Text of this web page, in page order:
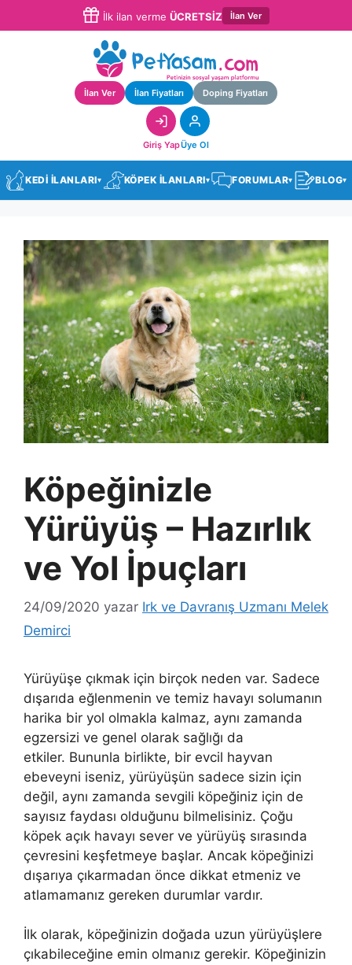
İlk ilan verme ÜCRETSİZ İlan Ver
İlan Ver İlan Fiyatları Doping Fiyatları
Giriş YapÜye Ol
KEDİ İLANLARI▾ KÖPEK İLANLARI▾ FORUMLAR▾ BLOG▾
Köpeğinizle
Yürüyüş – Hazırlık
ve Yol İpuçları
24/09/2020 yazar Irk ve Davranış Uzmanı Melek
Demirci
Yürüyüşe çıkmak için birçok neden var. Sadece
dışarıda eğlenmenin ve temiz havayı solumanın
harika bir yol olmakla kalmaz, aynı zamanda
egzersizi ve genel olarak sağlığı da
etkiler. Bununla birlikte, bir evcil hayvan
ebeveyni iseniz, yürüyüşün sadece sizin için
değil, aynı zamanda sevgili köpeğiniz için de
sayısız faydası olduğunu bilmelisiniz. Çoğu
köpek açık havayı sever ve yürüyüş sırasında
çevresini keşfetmeye başlar. Ancak köpeğinizi
dışarıya çıkarmadan önce dikkat etmeniz ve
atlamamanız gereken durumlar vardır.
İlk olarak, köpeğinizin doğada uzun yürüyüşlere
çıkabileceğine emin olmanız gerekir. Köpeğinizin